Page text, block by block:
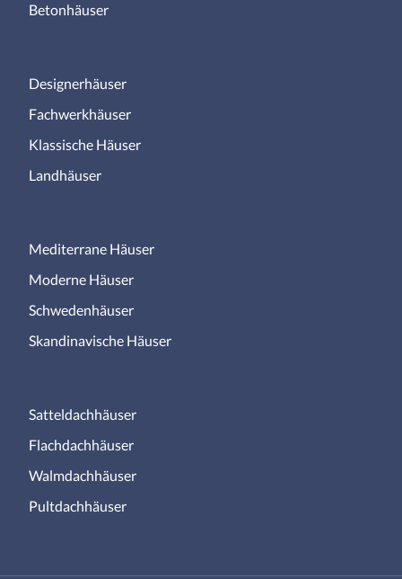
Betonhäuser
Designerhäuser
Fachwerkhäuser
Klassische Häuser
Landhäuser
Mediterrane Häuser
Moderne Häuser
Schwedenhäuser
Skandinavische Häuser
Satteldachhäuser
Flachdachhäuser
Walmdachhäuser
Pultdachhäuser